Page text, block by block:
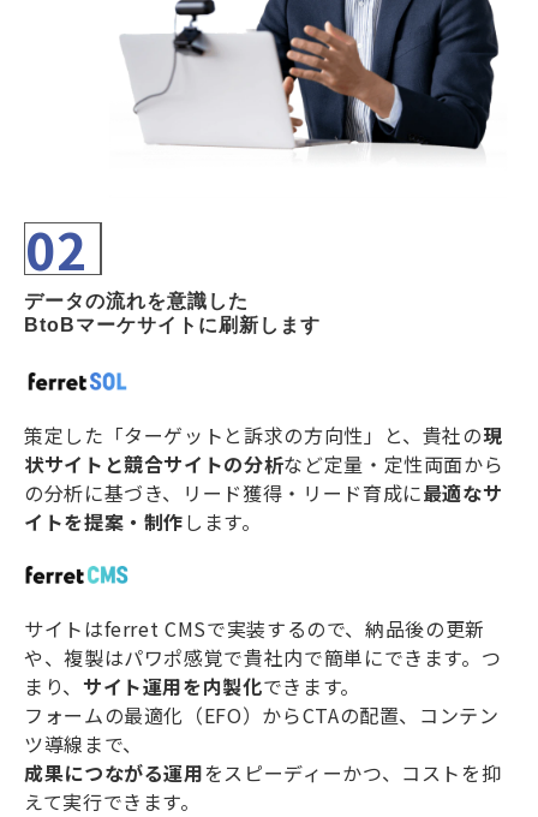
02
データの流れを意識した
BtoBマーケサイトに刷新します
策定した「ターゲットと訴求の方向性」と、貴社の現
状サイトと競合サイトの分析など定量・定性両面から
の分析に基づき、リード獲得・リード育成に最適なサ
イトを提案・制作します。
サイトはferret CMSで実装するので、納品後の更新
や、複製はパワポ感覚で貴社内で簡単にできます。つ
まり、 サイト運用を内製化できます。
フォームの最適化（EFO）からCTAの配置、コンテン
ツ導線まで、
成果につながる運用をスピーディーかつ、コストを抑
えて実行できます。